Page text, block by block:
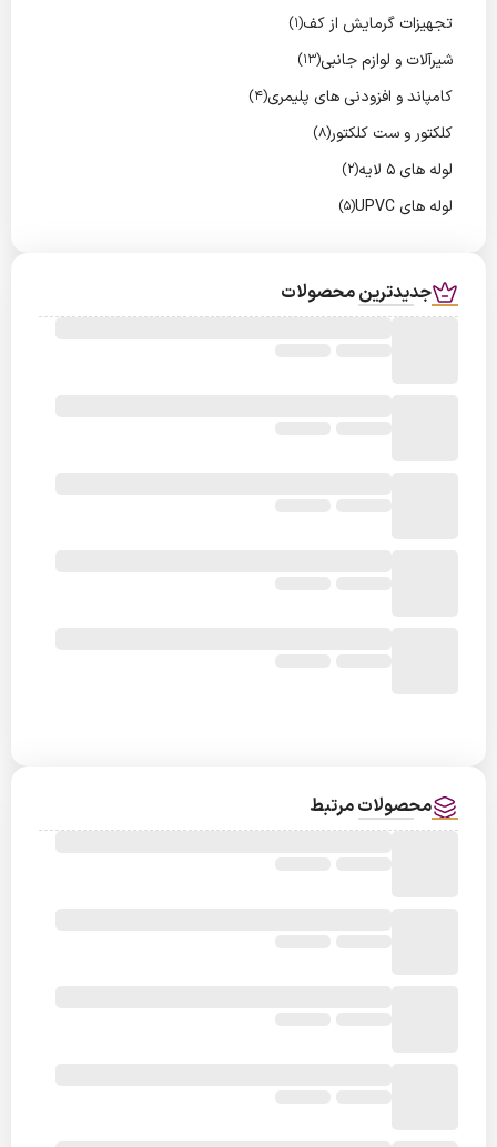
تجهیزات گرمایش از کف(1)
شیرآلات و لوازم جانبی(13)
کامپاند و افزودنی های پلیمری(4)
کلکتور و ست کلکتور(8)
لوله های 5 لایه (2)
لوله های UPVC (5)
جدیدترین محصولات
محصولات مرتبط